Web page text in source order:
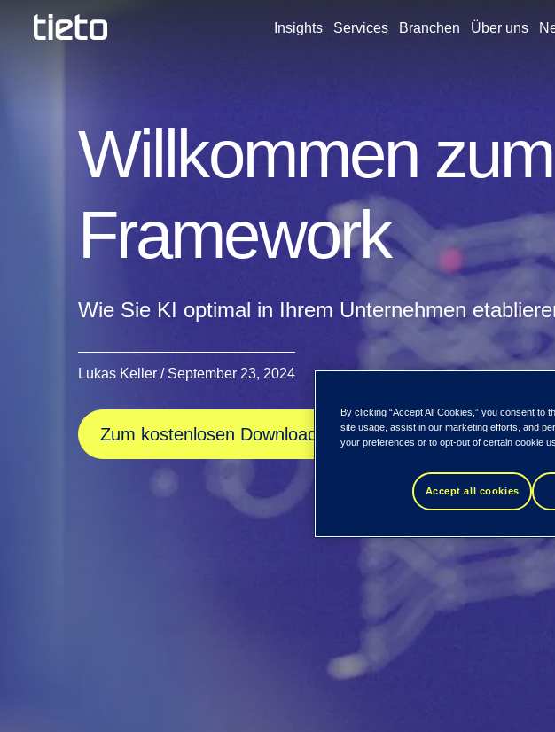
Insights Services Branchen Über uns
Willkommen
Framework
Wie Sie KI optimal in Ihrem Unternehmen
Lukas Keller / September 23, 2024
Zum kostenlosen Download
By clicking “Accept All Cookies,” you consent to
site usage, assist in our marketing efforts, and
your preferences or to opt-out of certain cookie
Accept all cookies